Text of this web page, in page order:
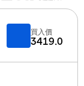
買入價
3419.0